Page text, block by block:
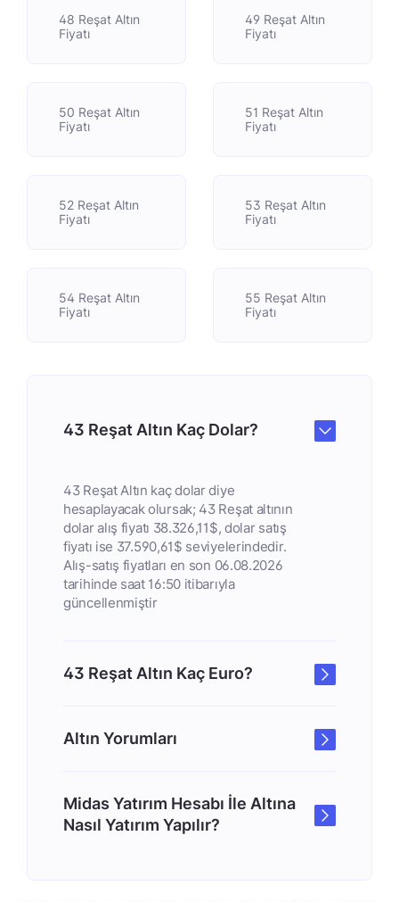
48 Reşat Altın
Fiyatı
49 Reşat Altın
Fiyatı
50 Reşat Altın
Fiyatı
51 Reşat Altın
Fiyatı
52 Reşat Altın
Fiyatı
53 Reşat Altın
Fiyatı
54 Reşat Altın
Fiyatı
55 Reşat Altın
Fiyatı
43 Reşat Altın Kaç Dolar?
43 Reşat Altın kaç dolar diye
hesaplayacak olursak; 43 Reşat altının
dolar alış fiyatı 38.326,11$, dolar satış
fiyatı ise 37.590,61$ seviyelerindedir.
Alış-satış fiyatları en son 06.08.2026
tarihinde saat 16:50 itibarıyla
güncellenmiştir
43 Reşat Altın Kaç Euro?
Altın Yorumları
Midas Yatırım Hesabı İle Altına
Nasıl Yatırım Yapılır?